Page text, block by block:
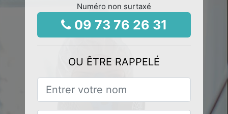
Numéro non surtaxé
09 73 76 26 31
OU ÊTRE RAPPELÉ